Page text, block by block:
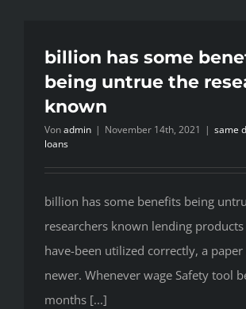
billion has some
being untrue the
known
Vonadmin | November 14th, 2021 | same
loans
billion has some benefits being
researchers known lending
have-been utilized correctly, a
newer. Whenever wage Safety tool
months [...]